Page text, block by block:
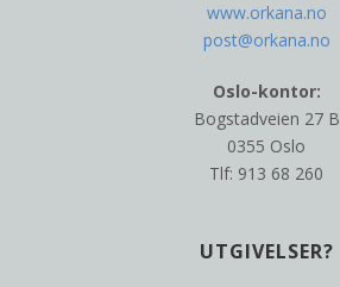
www.orkana.no
post@orkana.no
Oslo-kontor:
Bogstadveien 27 B
0355 Oslo
Tlf: 913 68 260
UTGIVELSER?